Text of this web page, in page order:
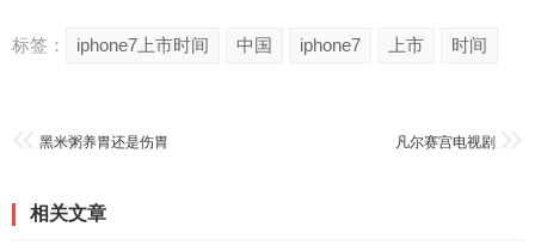
标签： iphone7上市时间 中国 iphone7 上市 时间
黑米粥养胃还是伤胃 凡尔赛宫电视剧
相关文章